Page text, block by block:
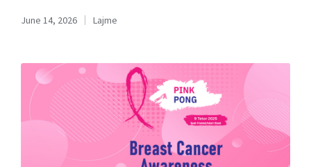
June 14, 2026
Posted
Lajme